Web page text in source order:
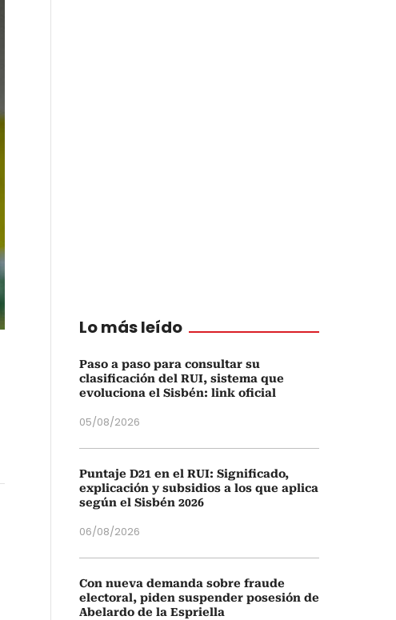
Lo más leído
Paso a paso para consultar su
clasificación del RUI, sistema que
evoluciona el Sisbén: link oficial
05/08/2026
Puntaje D21 en el RUI: Significado,
explicación y subsidios a los que aplica
según el Sisbén 2026
06/08/2026
Con nueva demanda sobre fraude
electoral, piden suspender posesión de
Abelardo de la Espriella